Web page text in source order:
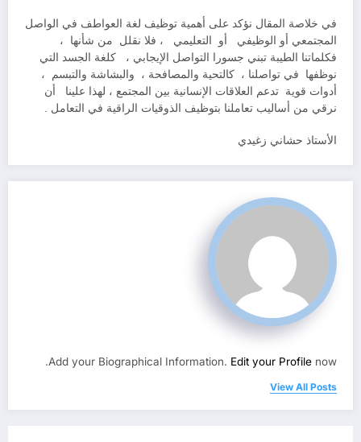
في خلاصة المقال نؤكد على أهمية توظيف لغة العواطف في الواصل
المجتمعي أو الوظيفي أو التعليمي ، فلا نقلل من شأنها ،
فكلماتنا الطيبة تبني جسورا التواصل الإيجابي ، كلغة الجسد التي
نوظفها في تواصلنا ، كالتحية والمصافحة ، والبشاشة والتبسم ،
أدوات قوية تدعم العلاقات الإنسانية بين المجتمع ، لهذا علينا أن
نرقي من أساليب تعاملنا بتوظيف الذوقيات الراقية في التعامل .
الأستاذ حشاني زغيدي
Add your Biographical Information. Edit your Profile now.
View All Posts